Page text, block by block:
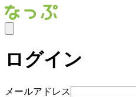
ログイン
メールアドレス